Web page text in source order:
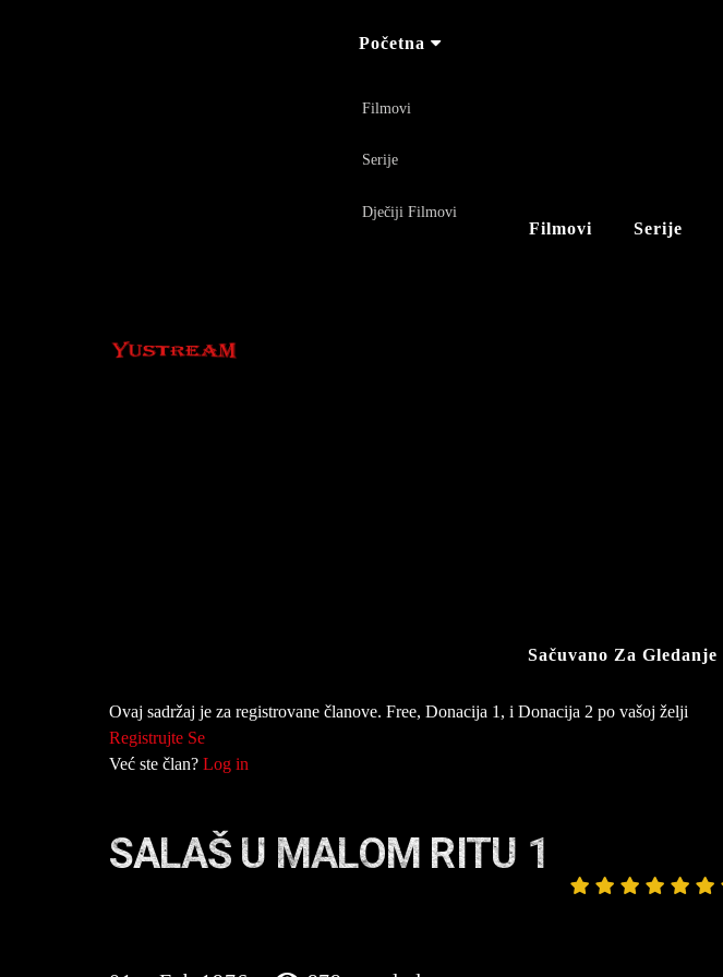
Početna
Filmovi
Serije
Dječiji Filmovi
Filmovi Serije
Sačuvano Za Gledanje
Ovaj sadržaj je za registrovane članove. Free, Donacija 1, i Donacija 2 po vašoj želji
Registrujte Se
Već ste član? Log in
SALAŠ U MALOM RITU 1